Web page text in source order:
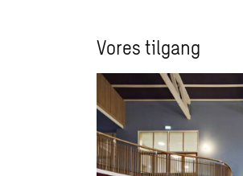
Vores tilgang